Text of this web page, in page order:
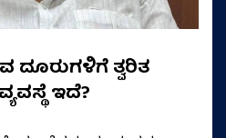
ದೂರುಗಳಿಗೆ ತ್ವರಿತ
ವ್ಯವಸ್ಥೆ ಇದೆ?